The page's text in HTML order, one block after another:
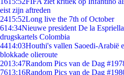
eist zijn aftreden
2415:52Long live the 7th of October
614:34Nieuwe president De la
drugskartels Colombia
4414:03Houthi's vallen Saoedi-Arabië
blokkade olieroute
2013:47Random Pics van de Dag
7613:16Random Pics van de Dag